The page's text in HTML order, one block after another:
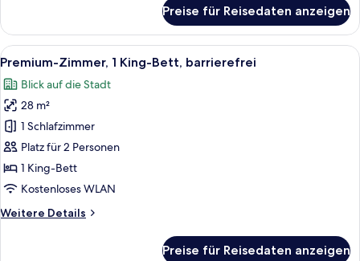
1 King-
Bett
Preise für Reisedaten anzeigen
Alle
Fotos
für
Premium-
Zimmer,
1 King-
Bett,
barrierefrei
Ein Hotelzimmer mit einem großen
9
Premium-Zimmer, 1 King-Bett, barrierefrei
Blick auf die Stadt
28 m²
1 Schlafzimmer
Platz für 2 Personen
1 King-Bett
Kostenloses WLAN
Weitere Details
Weitere
Preise für Reisedaten anzeigen